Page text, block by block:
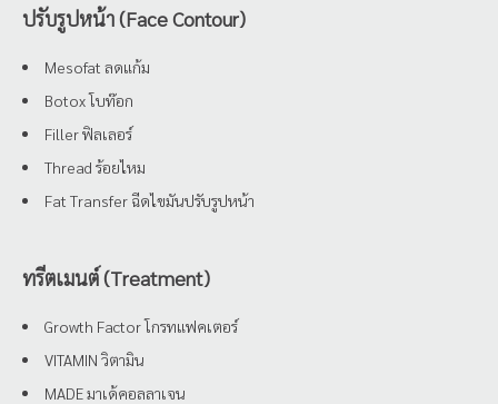
ปรับรูปหน้า (Face Contour)
Mesofat ลดแก้ม
Botox โบท๊อก
Filler ฟิลเลอร์
Thread ร้อยไหม
Fat Transfer ฉีดไขมันปรับรูปหน้า
ทรีตเมนต์ (Treatment)
Growth Factor โกรทแฟคเตอร์
VITAMIN วิตามิน
MADE มาเด้คอลลาเจน